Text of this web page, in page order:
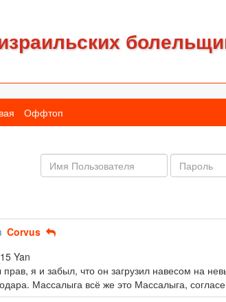
Оффтоп
Имя
пользователя
Пароль:
Corvus
Yan
я и забыл, что он загрузил навесом на
Массалыга всё же это Массалыга,